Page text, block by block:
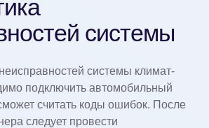
системы
системы климат-
подключить автомобильный
считать коды ошибок. После
следует провести